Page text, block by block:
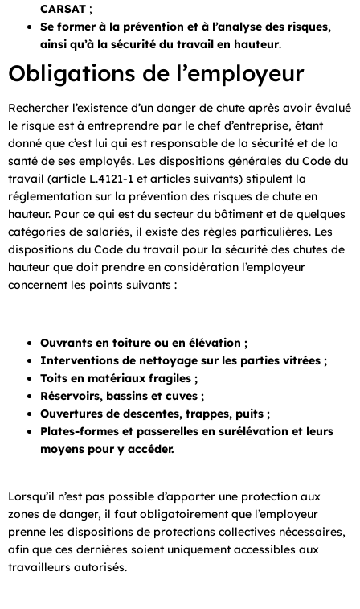
CARSAT ;
Se former à la prévention et à l’analyse des risques,
ainsi qu’à la sécurité du travail en hauteur.
Obligations de l’employeur
Rechercher l’existence d’un danger de chute après avoir évalué
le risque est à entreprendre par le chef d’entreprise, étant
donné que c’est lui qui est responsable de la sécurité et de la
santé de ses employés. Les dispositions générales du Code du
travail (article L.4121-1 et articles suivants) stipulent la
réglementation sur la prévention des risques de chute en
hauteur. Pour ce qui est du secteur du bâtiment et de quelques
catégories de salariés, il existe des règles particulières. Les
dispositions du Code du travail pour la sécurité des chutes de
hauteur que doit prendre en considération l’employeur
concernent les points suivants :
Ouvrants en toiture ou en élévation ;
Interventions de nettoyage sur les parties vitrées ;
Toits en matériaux fragiles ;
Réservoirs, bassins et cuves ;
Ouvertures de descentes, trappes, puits ;
Plates-formes et passerelles en surélévation et leurs
moyens pour y accéder.
Lorsqu’il n’est pas possible d’apporter une protection aux
zones de danger, il faut obligatoirement que l’employeur
prenne les dispositions de protections collectives nécessaires,
afin que ces dernières soient uniquement accessibles aux
travailleurs autorisés.